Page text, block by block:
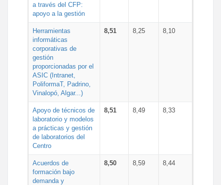
a través del CFP:
apoyo a la gestión
Herramientas
informáticas
corporativas de
gestión
proporcionadas por el
ASIC (Intranet,
PoliformaT, Padrino,
Vinalopó, Algar...)
8,51 8,25 8,10
Apoyo de técnicos de
laboratorio y modelos
a prácticas y gestión
de laboratorios del
Centro
8,51 8,49 8,33
Acuerdos de
formación bajo
demanda y
8,50 8,59 8,44